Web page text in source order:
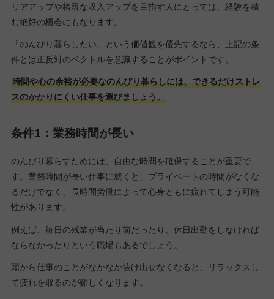
リアアップや格段な収入アップを目指す人にとっては、経験を積
む絶好の機会にもなります。
「のんびり暮らしたい」という価値観を優先するなら、上記の条
件とは正反対のベクトルを意識することがポイントです。
時間や心の余裕が必要なのんびり暮らしには、できるだけストレ
スのかかりにくい仕事を選びましょう。
条件1：業務時間が長い
のんびり暮らすためには、自由な時間を確保することが重要で
す。業務時間が長い仕事に就くと、プライベートの時間がなくな
るだけでなく、長時間労働によって心身ともに疲れてしまう可能
性があります。
例えば、毎日の残業が当たり前だったり、休日出勤をしなければ
ならなかったりという職場もあるでしょう。
頭から仕事のことがなかなか抜け出せなくなると、リラックスし
て疲れを取るのが難しくなります。